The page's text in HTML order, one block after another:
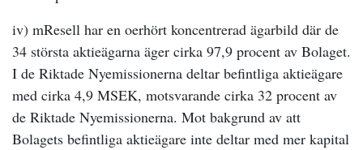
iv) mResell har en oerhört koncentrerad ägarbild där de
34 största aktieägarna äger cirka 97,9 procent av Bolaget.
I de Riktade Nyemissionerna deltar befintliga aktieägare
med cirka 4,9 MSEK, motsvarande cirka 32 procent av
de Riktade Nyemissionerna. Mot bakgrund av att
Bolagets befintliga aktieägare inte deltar med mer kapital